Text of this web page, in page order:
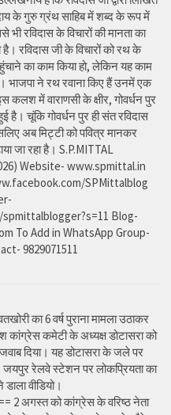
के गुरु ग्रंथ साहिब में शब्द के रूप में
भी रविदास के विचारों की मानता का
रविदास जी के विचारों को रथ के
का काम किया हो, लेकिन यह काम
ने रथ रवाना किए हैं उनमें एक
में वाराणसी के क्षीर, गोवर्धन पुर
है। चूंकि गोवर्धन पुर ही संत रविदास
अब मिट्टी को पवित्र मानकर
जा रहा है। S.P.MITTAL
Website- www.spmittal.in
SPMittalblog
Blog-
To Add in WhatsApp Group-
9829071511
का 6 वर्ष पुराना मामला उठाकर
कांग्रेस कमेटी के अध्यक्ष डोटासरा को
दिया। यह डोटासरा के जले पर
रेलवे स्टेशन पर लोकप्रियता का
वीडियो।
2 अगस्त को कांग्रेस के वरिष्ठ नेता